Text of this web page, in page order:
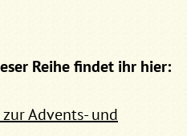
Reihe findet ihr hier:
Advents- und